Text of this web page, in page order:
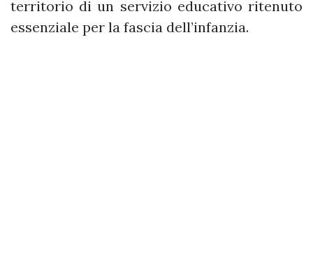
territorio di un servizio educativo ritenuto
essenziale per la fascia dell’infanzia.